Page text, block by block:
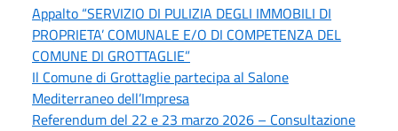
Appalto “SERVIZIO DI PULIZIA DEGLI IMMOBILI DI
PROPRIETA’ COMUNALE E/O DI COMPETENZA DEL
COMUNE DI GROTTAGLIE”
Il Comune di Grottaglie partecipa al Salone
Mediterraneo dell’Impresa
Referendum del 22 e 23 marzo 2026 – Consultazione